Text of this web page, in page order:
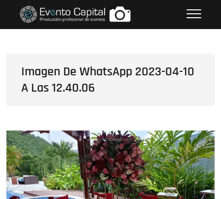
contenido
FOTOS GRUPO EMPRESARIAL
Imagen De WhatsApp 2023-04-10
A Las 12.40.06